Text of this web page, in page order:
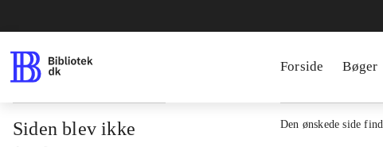
Forside Bøger
Siden blev ikke
Den ønskede side